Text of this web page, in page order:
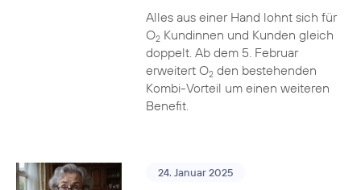
Alles aus einer Hand lohnt sich für
O2Kundinnen und Kunden gleich
doppelt. Ab dem 5. Februar
erweitert O2den bestehenden
Kombi-Vorteil um einen weiteren
Benefit.
24. Januar 2025